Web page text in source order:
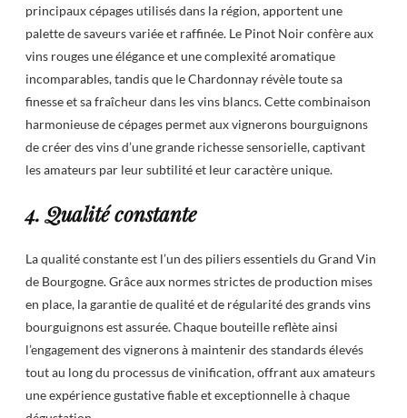
principaux cépages utilisés dans la région, apportent une
palette de saveurs variée et raffinée. Le Pinot Noir confère aux
vins rouges une élégance et une complexité aromatique
incomparables, tandis que le Chardonnay révèle toute sa
finesse et sa fraîcheur dans les vins blancs. Cette combinaison
harmonieuse de cépages permet aux vignerons bourguignons
de créer des vins d’une grande richesse sensorielle, captivant
les amateurs par leur subtilité et leur caractère unique.
4. Qualité constante
La qualité constante est l’un des piliers essentiels du Grand Vin
de Bourgogne. Grâce aux normes strictes de production mises
en place, la garantie de qualité et de régularité des grands vins
bourguignons est assurée. Chaque bouteille reflète ainsi
l’engagement des vignerons à maintenir des standards élevés
tout au long du processus de vinification, offrant aux amateurs
une expérience gustative fiable et exceptionnelle à chaque